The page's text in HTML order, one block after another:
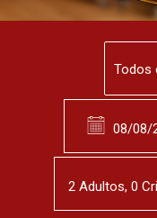
2 Adultos, 0